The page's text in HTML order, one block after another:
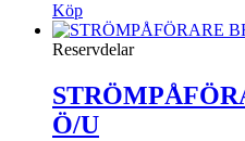
Köp
Reservdelar
Ö/U